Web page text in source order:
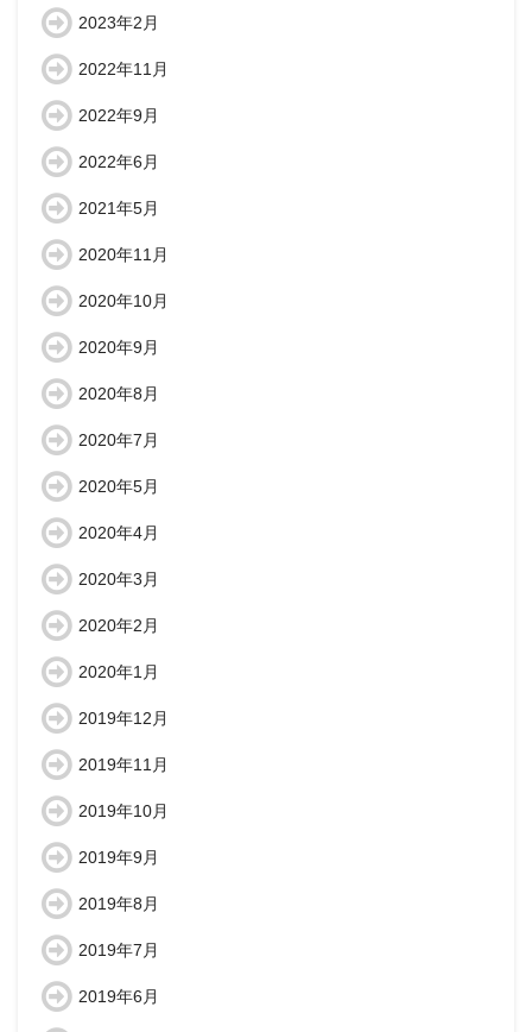
2023年2月
2022年11月
2022年9月
2022年6月
2021年5月
2020年11月
2020年10月
2020年9月
2020年8月
2020年7月
2020年5月
2020年4月
2020年3月
2020年2月
2020年1月
2019年12月
2019年11月
2019年10月
2019年9月
2019年8月
2019年7月
2019年6月